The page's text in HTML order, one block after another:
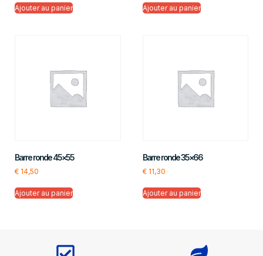
Ajouter au panier Ajouter au panier
Barre ronde 45×55
€ 14,50
Ajouter au panier
Barre ronde 35×66
€11,30
Ajouter au panier